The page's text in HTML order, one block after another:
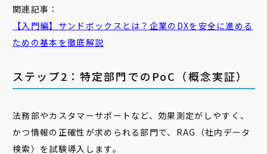
関連記事：
【入門編】サンドボックスとは？企業のDXを安全に進める
ための基本を徹底解説
ステップ2：特定部門でのPoC（概念実証）
法務部やカスタマーサポートなど、効果測定がしやすく、
かつ情報の正確性が求められる部門で、RAG（社内データ
検索）を試験導入します。